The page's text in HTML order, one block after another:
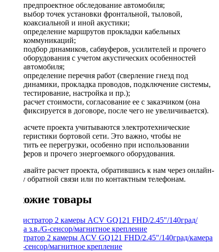
предпроектное обследование автомобиля;
выбор точек установки фронтальной, тыловой,
коаксиальной и иной акустики;
определение маршрутов прокладки кабельных
коммуникаций;
подбор динамиков, сабвуферов, усилителей и прочего
оборудования с учетом акустических особенностей
автомобиля;
определение перечня работ (сверление гнезд под
динамики, прокладка проводов, подключение системы,
тестирование, настройка и пр.);
расчет стоимости, согласование ее с заказчиком (она
фиксируется в договоре, после чего не увеличивается).
При расчете проекта учитываются электротехнические
характеристики бортовой сети. Это важно, чтобы не
допустить ее перегрузки, особенно при использовании
сабвуферов и прочего энергоемкого оборудования.
Заказывайте расчет проекта, обратившись к нам через онлайн-
форму обратной связи или по контактным телефонам.
Похожие товары
Регистратор 2 камеры ACV GQ121 FHD/2.45"/140град/камера
з.в./G-сенсор/магнитное крепление